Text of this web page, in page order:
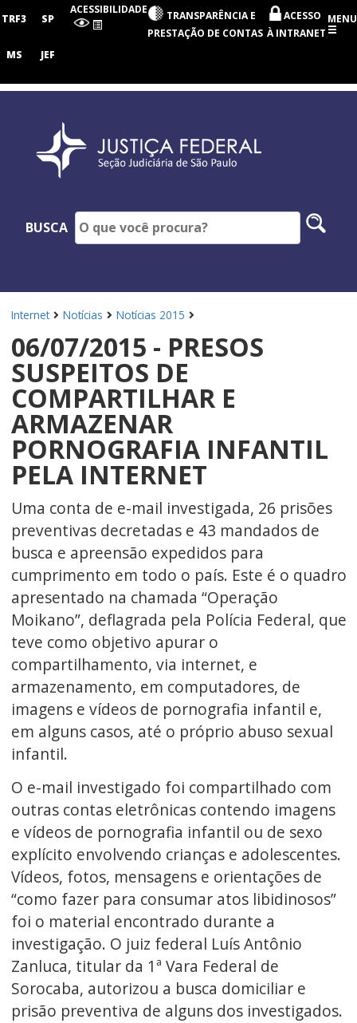
Judiciária
Paulo
TRF3 SP
MS JEF
ACESSIBILIDADE
TRANSPARÊNCIA E
PRESTAÇÃO DE CONTAS
ACESSO
À INTRANET
MENU
BUSCA
Internet Notícias Notícias 2015
06/07/2015 - PRESOS
SUSPEITOS DE
COMPARTILHAR E
ARMAZENAR
PORNOGRAFIA INFANTIL
PELA INTERNET
Uma conta de e-mail investigada, 26 prisões
preventivas decretadas e 43 mandados de
busca e apreensão expedidos para
cumprimento em todo o país. Este é o quadro
apresentado na chamada “Operação
Moikano”, deflagrada pela Polícia Federal, que
teve como objetivo apurar o
compartilhamento, via internet, e
armazenamento, em computadores, de
imagens e vídeos de pornografia infantil e,
em alguns casos, até o próprio abuso sexual
infantil.
O e-mail investigado foi compartilhado com
outras contas eletrônicas contendo imagens
e vídeos de pornografia infantil ou de sexo
explícito envolvendo crianças e adolescentes.
Vídeos, fotos, mensagens e orientações de
“como fazer para consumar atos libidinosos”
foi o material encontrado durante a
investigação. O juiz federal Luís Antônio
Zanluca, titular da 1ª Vara Federal de
Sorocaba, autorizou a busca domiciliar e
prisão preventiva de alguns dos investigados.